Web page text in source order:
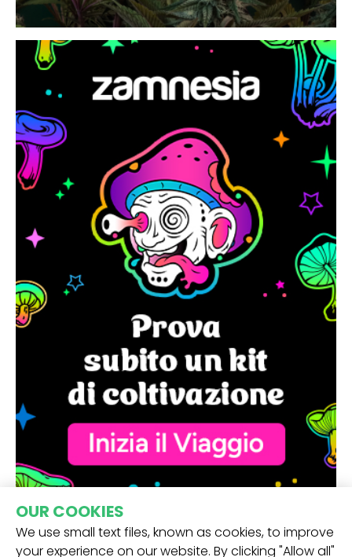
OUR COOKIES
We use small text files, known as cookies, to improve
your experience on our website. By clicking "Allow all"